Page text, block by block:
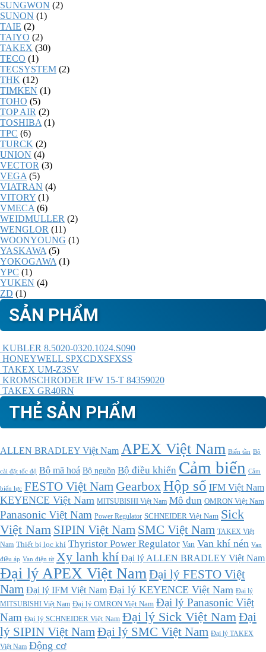
SUNGWON (2)
SUNON (1)
TAIE (2)
TAIYO (2)
TAKEX (30)
TECO (1)
TECSYSTEM (2)
THK (12)
TIMKEN (1)
TOHO (5)
TOP AIR (2)
TOSHIBA (1)
TPC (6)
TURCK (2)
UNION (4)
VECTOR (3)
VEGA (5)
VIATRAN (4)
VITORY (1)
VMECA (6)
WEIDMULLER (2)
WENGLOR (11)
WOONYOUNG (1)
YASKAWA (5)
YOKOGAWA (1)
YPC (1)
YUKEN (4)
ZD (1)
SẢN PHẨM
KUBLER 8.5020-0320.1024.S090
HONEYWELL SPXCDXSFXSS
TAKEX UM-Z3SV
KROMSCHRODER IFW 15-T 84359020
TAKEX GR40RN
THẺ SẢN PHẨM
ALLEN BRADLEY Việt Nam APEX Việt Nam Biến tần Bộ
cài đặt tốc độ Bộ mã hoá Bộ nguồn Bộ điều khiển Cảm biến Cảm
biến lực FESTO Việt Nam GearboxHộp số IFM Việt Nam
KEYENCE Việt Nam MITSUBISHI Việt Nam Mô đun OMRON Việt Nam
Panasonic Việt Nam Power Regulator SCHNEIDER Việt Nam Sick
Việt Nam SIPIN Việt Nam SMC Việt Nam TAKEX Việt
Nam Thiết bị lọc khí Thyristor Power Regulator Van Van khí nén Van
điều áp Van điện từ Xy lanh khí Đại lý ALLEN BRADLEY Việt Nam
Đại lý APEX Việt NamĐại lý FESTO Việt
Nam Đại lý IFM Việt Nam Đại lý KEYENCE Việt Nam Đại lý
MITSUBISHI Việt Nam Đại lý OMRON Việt Nam Đại lý Panasonic Việt
Nam Đại lý SCHNEIDER Việt Nam Đại lý Sick Việt NamĐại
lý SIPIN Việt Nam Đại lý SMC Việt Nam Đại lý TAKEX
Việt Nam Động cơ